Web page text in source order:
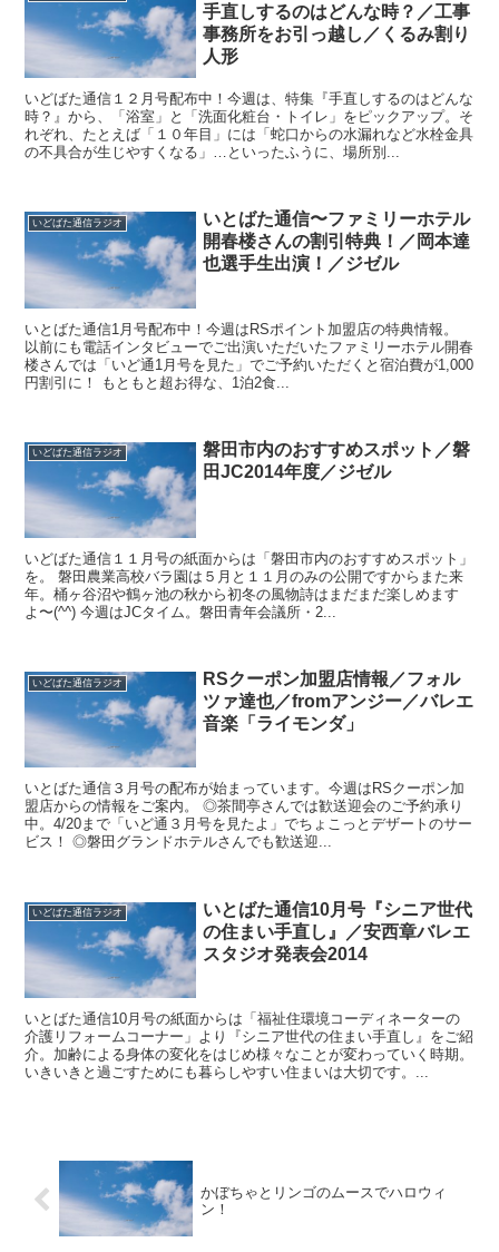
手直しするのはどんな時？／工事
事務所をお引っ越し／くるみ割り
人形
いどばた通信１２月号配布中！今週は、特集『手直しするのはどんな
時？』から、「浴室」と「洗面化粧台・トイレ」をピックアップ。そ
れぞれ、たとえば「１０年目」には「蛇口からの水漏れなど水栓金具
の不具合が生じやすくなる」…といったふうに、場所別...
いどばた通信ラジオ
いとばた通信〜ファミリーホテル
開春楼さんの割引特典！／岡本達
也選手生出演！／ジゼル
いとばた通信1月号配布中！今週はRSポイント加盟店の特典情報。
以前にも電話インタビューでご出演いただいたファミリーホテル開春
楼さんでは「いど通1月号を見た」でご予約いただくと宿泊費が1,000
円割引に！ もともと超お得な、1泊2食...
いどばた通信ラジオ
磐田市内のおすすめスポット／磐
田JC2014年度／ジゼル
いどばた通信１１月号の紙面からは「磐田市内のおすすめスポット」
を。 磐田農業高校バラ園は５月と１１月のみの公開ですからまた来
年。桶ヶ谷沼や鶴ヶ池の秋から初冬の風物詩はまだまだ楽しめます
よ〜(^^) 今週はJCタイム。磐田青年会議所・2...
いどばた通信ラジオ
RSクーポン加盟店情報／フォル
ツァ達也／fromアンジー／バレエ
音楽「ライモンダ」
いとばた通信３月号の配布が始まっています。今週はRSクーポン加
盟店からの情報をご案内。 ◎茶間亭さんでは歓送迎会のご予約承り
中。4/20まで「いど通３月号を見たよ」でちょこっとデザートのサー
ビス！ ◎磐田グランドホテルさんでも歓送迎...
いどばた通信ラジオ
いとばた通信10月号『シニア世代
の住まい手直し』／安西章バレエ
スタジオ発表会2014
いとばた通信10月号の紙面からは「福祉住環境コーディネーターの
介護リフォームコーナー」より『シニア世代の住まい手直し』をご紹
介。加齢による身体の変化をはじめ様々なことが変わっていく時期。
いきいきと過ごすためにも暮らしやすい住まいは大切です。...
かぼちゃとリンゴのムースでハロウィ
ン！